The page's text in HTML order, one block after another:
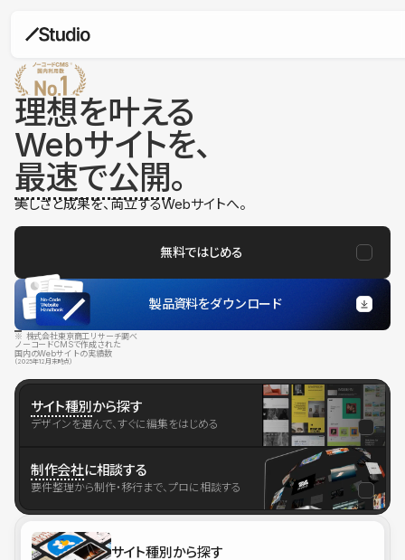
理想を叶える
Webサイトを、
最速で公開。
美しさと成果を、両立するWebサイトへ。
無料ではじめる
製品資料をダウンロード
※ 株式会社東京商工リサーチ調べ
ノーコードCMSで作成された
国内のWebサイトの実績数
（2025年12月末時点）
サイト種別から探す
デザインを選んで、すぐに編集をはじめる
制作会社に相談する
要件整理から制作・移行まで、プロに相談する
サイト種別から探す